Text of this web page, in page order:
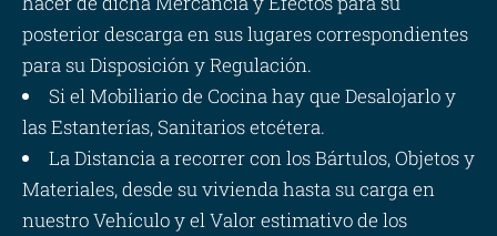
posterior descarga en sus lugares correspondientes
para su Disposición y Regulación.
Si el Mobiliario de Cocina hay que Desalojarlo y
las Estanterías, Sanitarios etcétera.
La Distancia a recorrer con los Bártulos, Objetos y
Materiales, desde su vivienda hasta su carga en
nuestro Vehículo y el Valor estimativo de los